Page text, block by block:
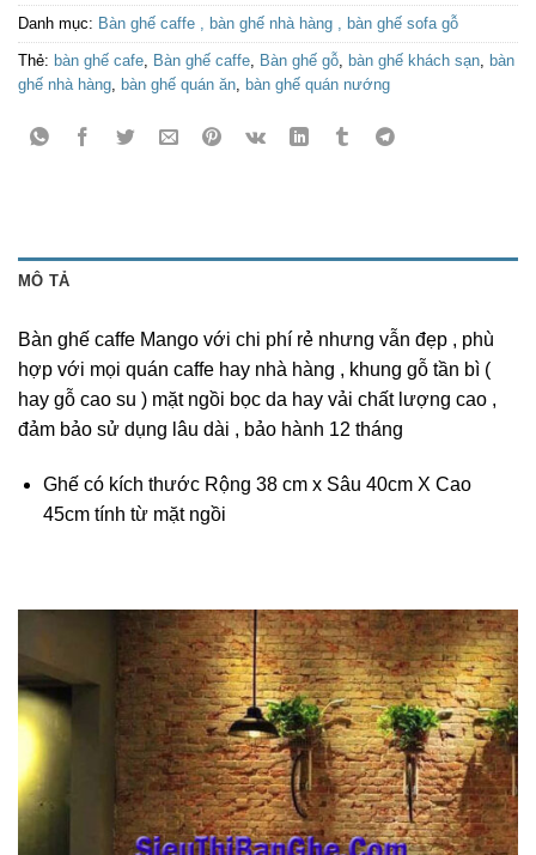
Danh mục: Bàn ghế caffe , bàn ghế nhà hàng , bàn ghế sofa gỗ
Thẻ: bàn ghế cafe, Bàn ghế caffe, Bàn ghế gỗ, bàn ghế khách sạn, bàn
ghế nhà hàng, bàn ghế quán ăn, bàn ghế quán nướng
MÔ TẢ
Bàn ghế caffe Mango với chi phí rẻ nhưng vẫn đẹp , phù
hợp với mọi quán caffe hay nhà hàng , khung gỗ tần bì (
hay gỗ cao su ) mặt ngồi bọc da hay vải chất lượng cao ,
đảm bảo sử dụng lâu dài , bảo hành 12 tháng
Ghế có kích thước Rộng 38 cm x Sâu 40cm X Cao
45cm tính từ mặt ngồi